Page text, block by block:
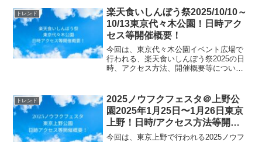
人とふれあって、楽しんじゃいましょ
う！毎週日曜にはボードゲーム会がある
ので、事前予約で席を確保。事前予約で
ドリンクチケットももらえるよ！
トレンド
楽天食いしんぼう祭2025/10/10～
10/13東京代々木公園！日時アク
セス等開催概要！
今回は、東京代々木公園イベント広場で
行われる、楽天食いしんぼう祭2025の日
時、アクセス方法、開催概要等について
フェア内で開催。人気グルメやスイーツ
が集結し、スタン...
トレンド
2025ノウフクフェスタ＠上野公
園2025年1月25日〜1月26日東京
上野！日時/アクセス方法等開催
概要！
今回は、東京上野で行われる2025ノウフ